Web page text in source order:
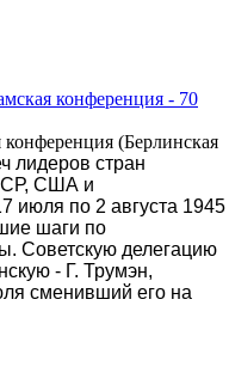
конференция - 70
конференция (Берлинская
лидеров стран
США и
июля по 2 августа 1945
шаги по
Советскую делегацию
- Г. Трумэн,
сменивший его на